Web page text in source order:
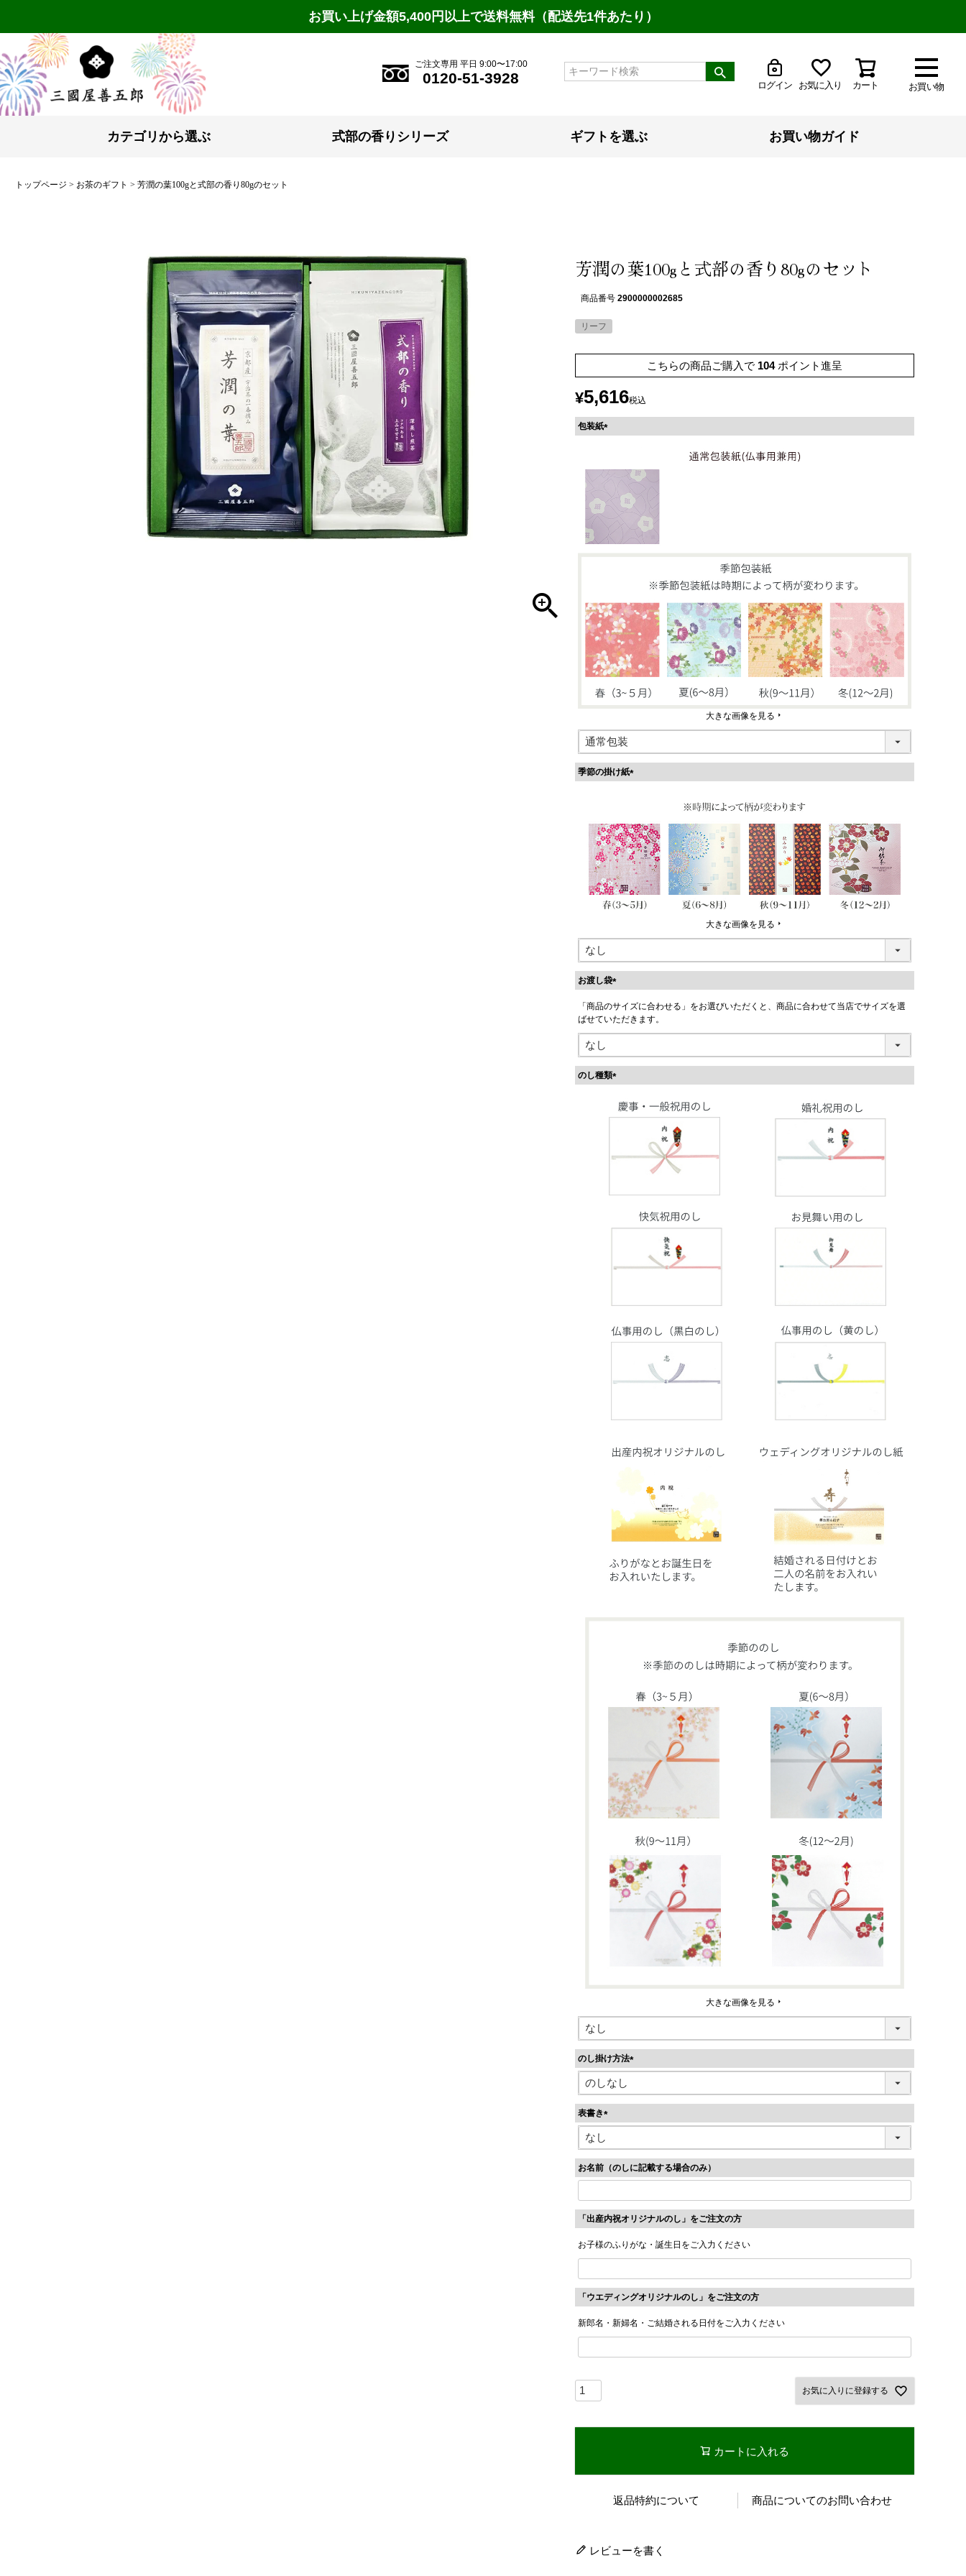
お買い上げ金額5,400円以上で送料無料（配送先1件あたり）
お買い物
ご注文専用 平日 9:00〜17:00
0120-51-3928 ログイン お気に入り カート
カテゴリから選ぶ 式部の香りシリーズ ギフトを選ぶ お買い物ガイド
トップページ お茶のギフト 芳潤の葉100gと式部の香り80gのセット
芳潤の葉100gと式部の香り80gのセット
商品番号 2900000002685
リーフ
こちらの商品ご購入で 104 ポイント進呈
¥5,616税込
包装紙
須
大きな画像を見る
季節の掛け紙
)
大きな画像を見る
お渡し袋
必
須
)
「商品のサイズに合わせる」をお選びいただくと、商品に合わせて当店でサイズを選
ばせていただきます。
のし種類
必
須
大きな画像を見る
のし掛け方法
(
表書き
(
必
お名前（のしに記載する場合のみ）
「出産内祝オリジナルのし」をご注文の方
お子様のふりがな・誕生日をご入力ください
「ウエディングオリジナルのし」をご注文の方
新郎名・新婦名・ご結婚される日付をご入力ください
お気に入りに登録する
カートに入れる
返品特約について 商品についてのお問い合わせ
レビューを書く